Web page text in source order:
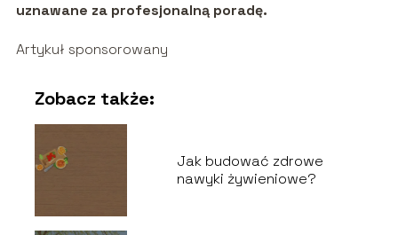
uznawane za profesjonalną poradę.
Artykuł sponsorowany
Zobacz także:
Jak budować zdrowe
nawyki żywieniowe?